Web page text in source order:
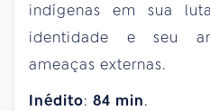
indígenas em sua
identidade e seu
ameaças externas.
Inédito: 84 min.